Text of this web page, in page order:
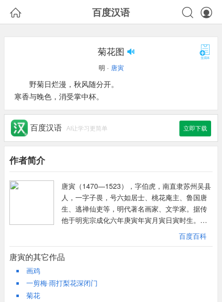
 百度汉语 

菊花图
明 · 唐寅
野菊日烂漫，秋风随分开。
寒香与晚色，消受掌中杯。
百度汉语 AI让学习更简单 立即下载
作者简介
唐寅（1470—1523），字伯虎，南直隶苏州吴县
人，一字子畏，号六如居士、桃花庵主、鲁国唐
生、逃禅仙吏等，明代著名画家、文学家。据传
他于明宪宗成化六年庚寅年寅月寅日寅时生。唐
伯虎玩世不恭而又才气横溢，诗文擅名，与祝允
明、文征明、徐祯卿并称“江南四大才子（吴门四
才子）”，画名更著，与沈周、文征明、仇英并
百度百科
唐寅的其它作品
画鸡
一剪梅·雨打梨花深闭门
菊花